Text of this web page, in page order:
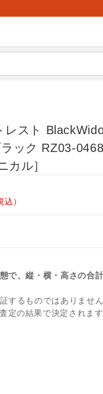
レスト
ック RZ03-
カル］
込）
で、縦・横・高さの合
するものではありませ
定の結果で決定されま